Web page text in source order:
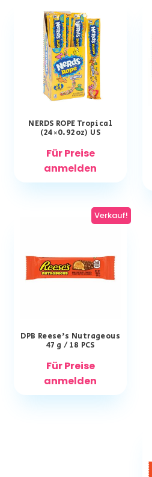
NERDS ROPE Tropical
(24×0.92oz) US
Für Preise
anmelden
Verkauf!
DPB Reese’s Nutrageous
47 g / 18 PCS
Für Preise
anmelden